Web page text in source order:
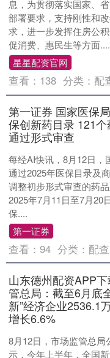
息，为贯彻落实国家、
部署要求，支持刚性和
求，进一步发挥住房公积
促消费、惠民生等方面....
星星配资官网
查看： 138 分类： 配
第一证券 国家医保
保创新药目录 121个
通过形式审查
每经AI快讯，8月12日，
通过2025年医保目录及
调整初步形式审查的药品
2025年7月11日至7月20
保....
第一证券
查看：94 分类： 配
山东德州配资APP
管总局：截至6月底
新”经济企业2536.1
增长6.6%
8月12日，市场监管总局
示，今年上半年，全国